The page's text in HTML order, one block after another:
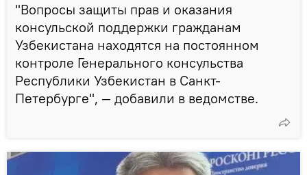
"Вопросы защиты прав и оказания
консульской поддержки гражданам
Узбекистана находятся на постоянном
контроле Генерального консульства
Республики Узбекистан в Санкт-
Петербурге", — добавили в ведомстве.